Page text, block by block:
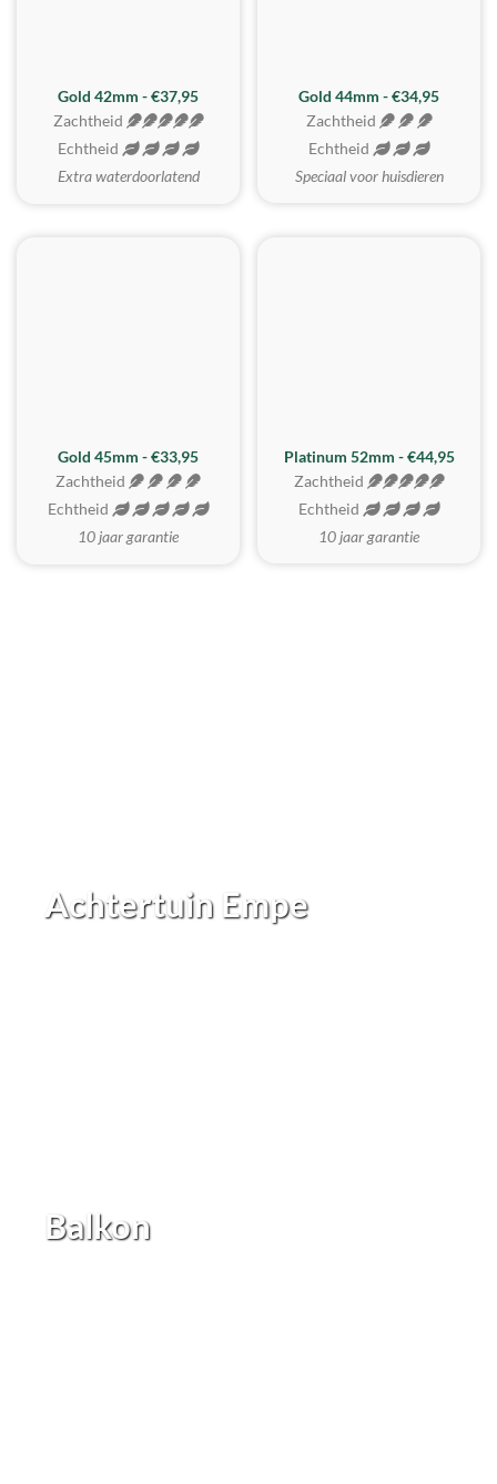
ZACHTSTE
Gold 42mm - €37,95
Zachtheid
Echtheid
Extra waterdoorlatend
Gold 44mm - €34,95
Zachtheid
Echtheid
Speciaal voor huisdieren
REALISTISCH
Gold 45mm - €33,95
Zachtheid
Echtheid
10 jaar garantie
ZACHTSTE
Platinum 52mm - €44,95
Zachtheid
Echtheid
10 jaar garantie
Achtertuin Empe
Balkon